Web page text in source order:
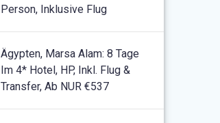
Person, Inklusive Flug
Ägypten, Marsa Alam: 8 Tage
Im 4* Hotel, HP, Inkl. Flug &
Transfer, Ab NUR €537